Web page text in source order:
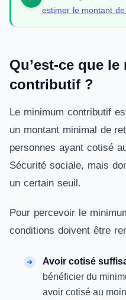
estimer le montant
Qu’est-ce que
contributif ?
Le minimum contributif
un montant minimal de
personnes ayant cotisé
Sécurité sociale, mais
un certain seuil.
Pour percevoir le
conditions doivent être
Avoir cotisé
bénéficier du
avoir cotisé au